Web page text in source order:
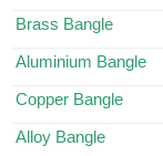
Brass Bangle
Aluminium Bangle
Copper Bangle
Alloy Bangle